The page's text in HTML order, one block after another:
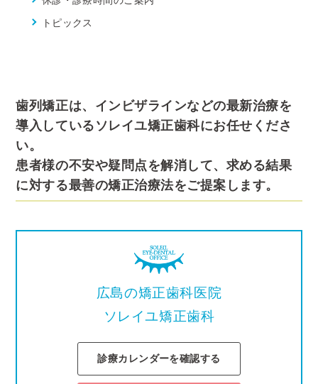
トピックス
歯列矯正は、インビザラインなどの最新治療を
導入しているソレイユ矯正歯科にお任せくださ
い。
患者様の不安や疑問点を解消して、求める結果
に対する最善の矯正治療法をご提案します。
広島の矯正歯科医院
ソレイユ矯正歯科
診療カレンダーを確認する